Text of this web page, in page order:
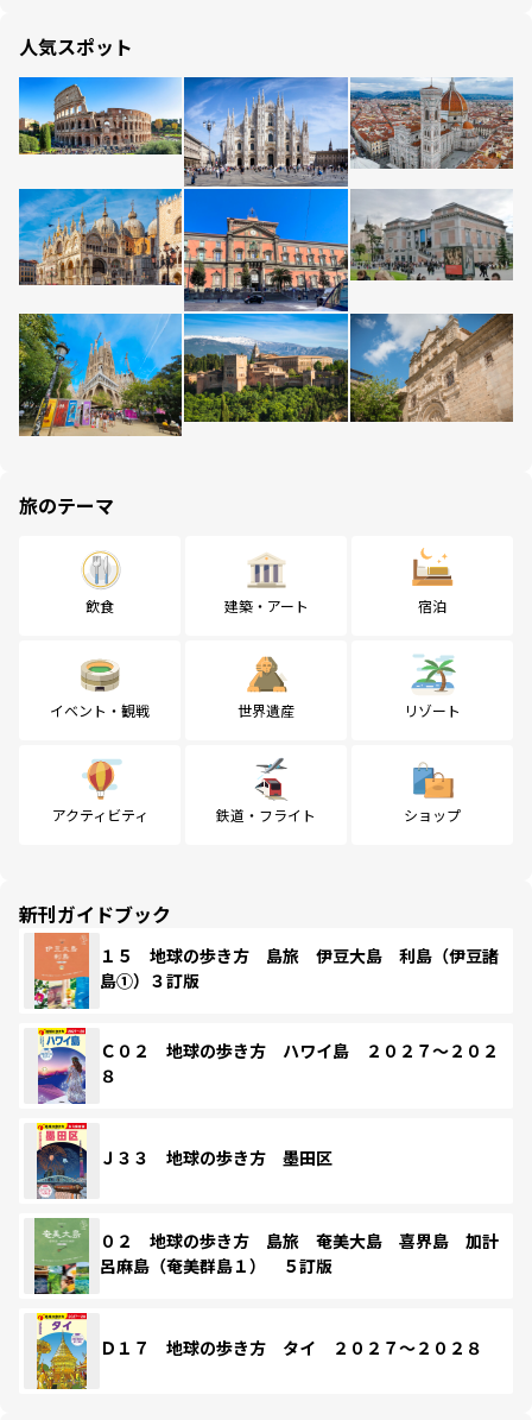
人気スポット
旅のテーマ
飲食 建築・アート 宿泊
イベント・観戦 世界遺産 リゾート
アクティビティ 鉄道・フライト ショップ
新刊ガイドブック
１５ 地球の歩き方 島旅 伊豆大島 利島（伊豆諸
島①）３訂版
Ｃ０２ 地球の歩き方 ハワイ島 ２０２７～２０２
８
Ｊ３３ 地球の歩き方 墨田区
０２ 地球の歩き方 島旅 奄美大島 喜界島 加計
呂麻島（奄美群島１） ５訂版
Ｄ１７ 地球の歩き方 タイ ２０２７～２０２８